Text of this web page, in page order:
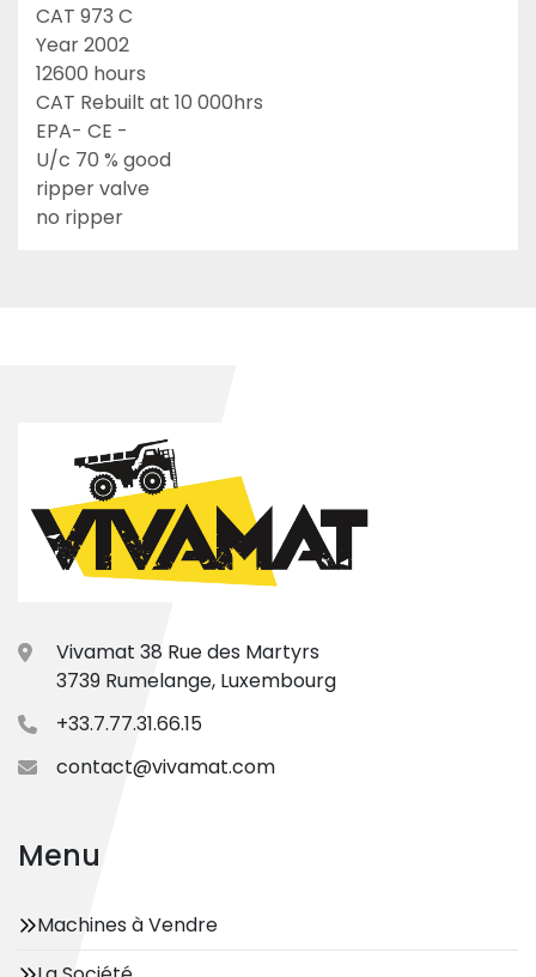
CAT 973 C
Year 2002
12600 hours
CAT Rebuilt at 10 000hrs
EPA- CE -
U/c 70 % good
ripper valve
no ripper
Vivamat 38 Rue des Martyrs
3739 Rumelange, Luxembourg
+33.7.77.31.66.15
contact@vivamat.com
Menu
Machines à Vendre